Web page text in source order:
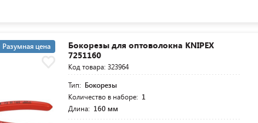
Разумная цена
Бокорезы для оптоволокна KNIPEX
7251160
Код товара: 323964
Тип: Бокорезы
Количество в наборе: 1
Длина: 160 мм